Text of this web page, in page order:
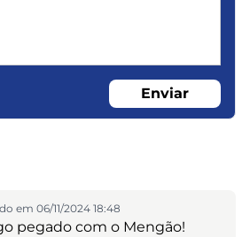
Enviar
em 06/11/2024 18:48
pegado com o Mengão!